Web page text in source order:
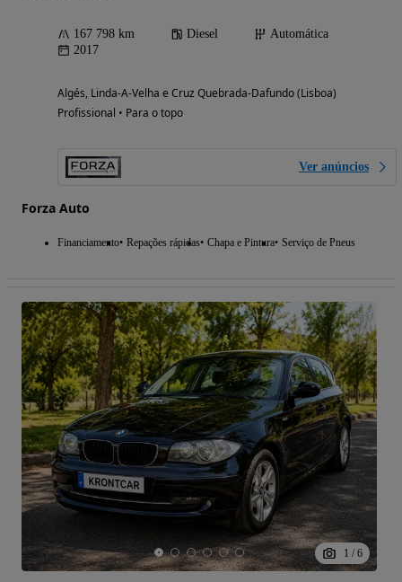
167 798 km Diesel
Automática
2017
Algés, Linda-A-Velha e Cruz Quebrada-Dafundo (Lisboa)
Profissional • Para o topo
Ver anúncios
Forza Auto
Financiamento Repações rápidas Chapa e Pintura Serviço de Pneus
1 / 6